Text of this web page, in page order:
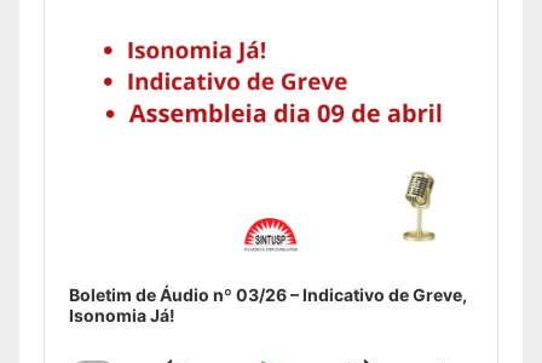
Boletim de Áudio nº 03/26 – Indicativo de Greve,
Isonomia Já!